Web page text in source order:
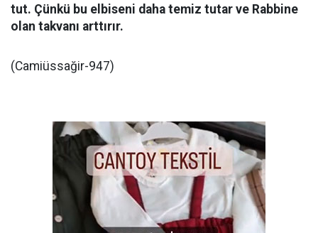
tut. Çünkü bu elbiseni daha temiz tutar ve Rabbine
olan takvanı arttırır.
(Camiüssağir-947)